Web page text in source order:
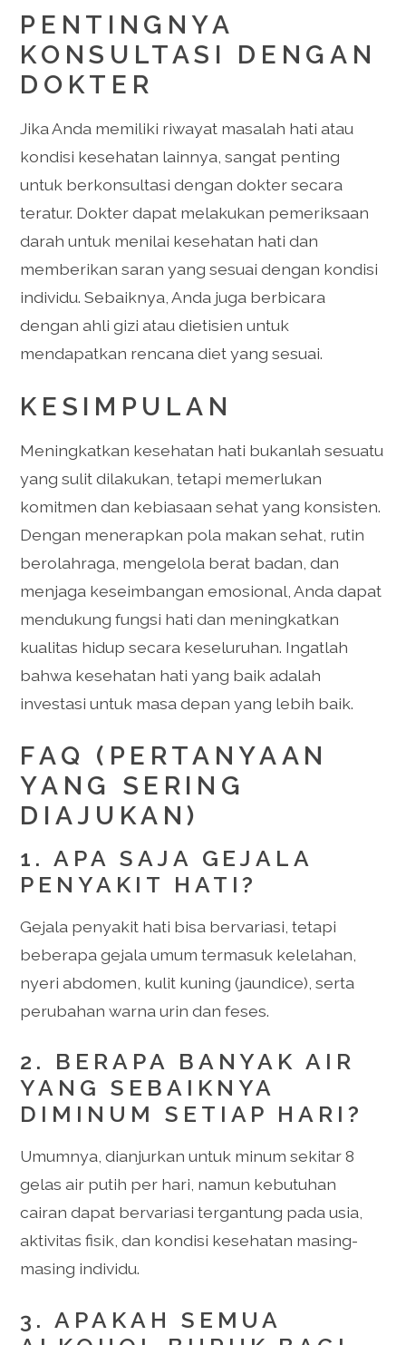
PENTINGNYA
KONSULTASI DENGAN
DOKTER
Jika Anda memiliki riwayat masalah hati atau
kondisi kesehatan lainnya, sangat penting
untuk berkonsultasi dengan dokter secara
teratur. Dokter dapat melakukan pemeriksaan
darah untuk menilai kesehatan hati dan
memberikan saran yang sesuai dengan kondisi
individu. Sebaiknya, Anda juga berbicara
dengan ahli gizi atau dietisien untuk
mendapatkan rencana diet yang sesuai.
KESIMPULAN
Meningkatkan kesehatan hati bukanlah sesuatu
yang sulit dilakukan, tetapi memerlukan
komitmen dan kebiasaan sehat yang konsisten.
Dengan menerapkan pola makan sehat, rutin
berolahraga, mengelola berat badan, dan
menjaga keseimbangan emosional, Anda dapat
mendukung fungsi hati dan meningkatkan
kualitas hidup secara keseluruhan. Ingatlah
bahwa kesehatan hati yang baik adalah
investasi untuk masa depan yang lebih baik.
FAQ (PERTANYAAN
YANG SERING
DIAJUKAN)
1. APA SAJA GEJALA
PENYAKIT HATI?
Gejala penyakit hati bisa bervariasi, tetapi
beberapa gejala umum termasuk kelelahan,
nyeri abdomen, kulit kuning (jaundice), serta
perubahan warna urin dan feses.
2. BERAPA BANYAK AIR
YANG SEBAIKNYA
DIMINUM SETIAP HARI?
Umumnya, dianjurkan untuk minum sekitar 8
gelas air putih per hari, namun kebutuhan
cairan dapat bervariasi tergantung pada usia,
aktivitas fisik, dan kondisi kesehatan masing-
masing individu.
3. APAKAH SEMUA